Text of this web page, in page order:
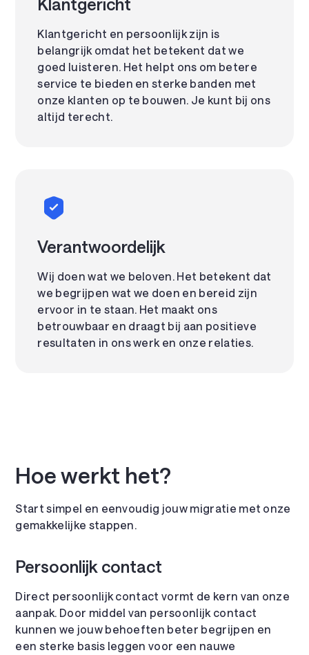
Klantgericht en persoonlijk zijn is
belangrijk omdat het betekent dat we
goed luisteren. Het helpt ons om betere
service te bieden en sterke banden met
onze klanten op te bouwen. Je kunt bij ons
altijd terecht.
Verantwoordelijk
Wij doen wat we beloven. Het betekent dat
we begrijpen wat we doen en bereid zijn
ervoor in te staan. Het maakt ons
betrouwbaar en draagt bij aan positieve
resultaten in ons werk en onze relaties.
Hoe werkt het?
Start simpel en eenvoudig jouw migratie met onze
gemakkelijke stappen.
Persoonlijk contact
Direct persoonlijk contact vormt de kern van onze
aanpak. Door middel van persoonlijk contact
kunnen we jouw behoeften beter begrijpen en
een sterke basis leggen voor een nauwe